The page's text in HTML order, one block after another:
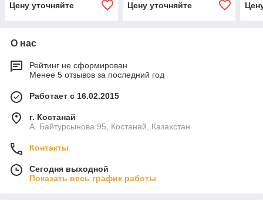
Цену уточняйте Цену уточняйте
О нас
Рейтинг не сформирован
Менее 5 отзывов за последний год
Работает с 16.02.2015
г. Костанай
А. Байтурсынова 95, Костанай, Казахстан
Контакты
Сегодня выходной
Показать весь график работы